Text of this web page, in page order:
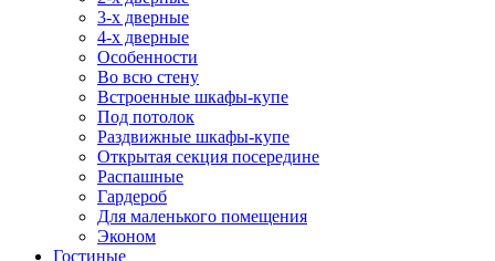
3-х дверные
4-х дверные
Особенности
Во всю стену
Встроенные шкафы-купе
Под потолок
Раздвижные шкафы-купе
Открытая секция посередине
Распашные
Гардероб
Для маленького помещения
Эконом
Гостиные